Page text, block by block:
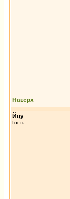
Наверх
Йцу
Гость